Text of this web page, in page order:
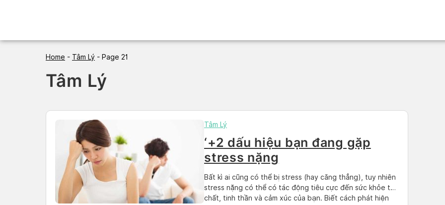
Home - Tâm Lý - Page 21
Tâm Lý
Tâm Lý
‘+2 dấu hiệu bạn đang gặp
stress nặng
Bất kì ai cũng có thể bị stress (hay căng thẳng), tuy nhiên
stress nặng có thể có tác động tiêu cực đến sức khỏe thể
chất, tinh thần và cảm xúc của bạn. Biết cách phát hiện